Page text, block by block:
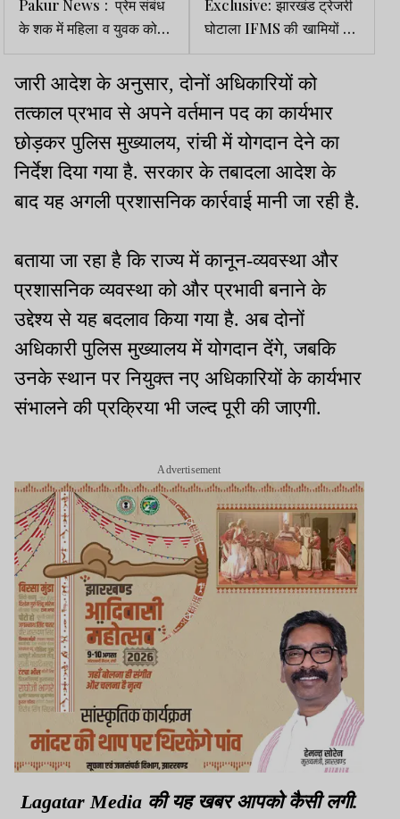
Pakur News : प्रेम संबंध
के शक में महिला व युवक को
अर्धनग्न कर गांव में घुमाया, 5
नामजद समेत 40 पर केस
Exclusive: झारखंड ट्रेजरी
घोटाला IFMS की खामियों का
परिणाम
जारी आदेश के अनुसार, दोनों अधिकारियों को
तत्काल प्रभाव से अपने वर्तमान पद का कार्यभार
छोड़कर पुलिस मुख्यालय, रांची में योगदान देने का
निर्देश दिया गया है. सरकार के तबादला आदेश के
बाद यह अगली प्रशासनिक कार्रवाई मानी जा रही है.
बताया जा रहा है कि राज्य में कानून-व्यवस्था और
प्रशासनिक व्यवस्था को और प्रभावी बनाने के
उद्देश्य से यह बदलाव किया गया है. अब दोनों
अधिकारी पुलिस मुख्यालय में योगदान देंगे, जबकि
उनके स्थान पर नियुक्त नए अधिकारियों के कार्यभार
संभालने की प्रक्रिया भी जल्द पूरी की जाएगी.
Advertisement
Lagatar Media की यह खबर आपको कैसी लगी.